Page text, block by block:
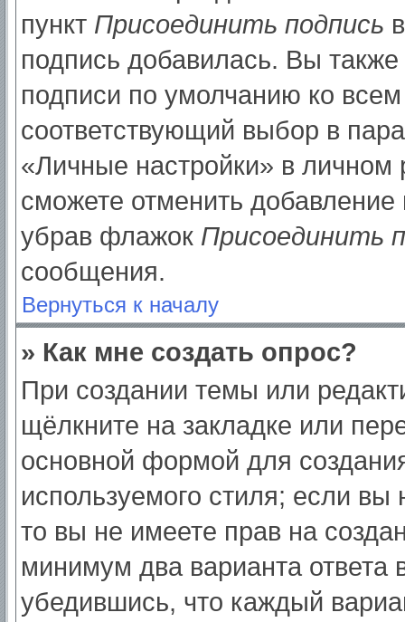
пункт Присоединить подпись
подпись добавилась. Вы
подписи по умолчанию ко
соответствующий выбор в
«Личные настройки» в
сможете отменить
убрав флажок Присоединить
сообщения.
Вернуться к началу
» Как мне создать опрос?
При создании темы или
щёлкните на закладке или
основной формой для
используемого стиля; если
то вы не имеете прав на
минимум два варианта ответа
убедившись, что каждый